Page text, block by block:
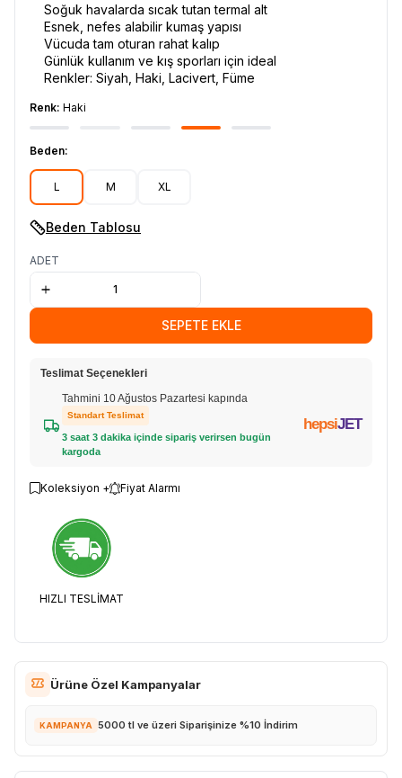
Soğuk havalarda sıcak tutan termal alt
Esnek, nefes alabilir kumaş yapısı
Vücuda tam oturan rahat kalıp
Günlük kullanım ve kış sporları için ideal
Renkler: Siyah, Haki, Lacivert, Füme
Renk: Haki
Beden:
L M XL
Beden Tablosu
ADET
SEPETE EKLE
Teslimat Seçenekleri
Tahmini 10 Ağustos Pazartesi kapında
Standart Teslimat
3 saat 3 dakika içinde sipariş verirsen bugün
kargoda
hepsiJET
Koleksiyon + Fiyat Alarmı
HIZLI TESLİMAT
Ürüne Özel Kampanyalar
KAMPANYA 5000 tl ve üzeri Siparişinize %10 İndirim